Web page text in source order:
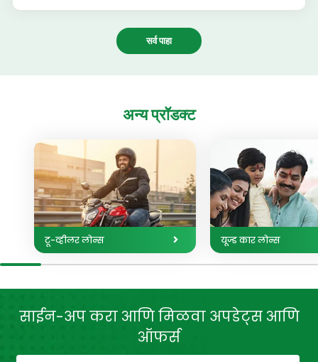
सर्व पाहा
अन्यप्रॉडक्ट
टू-व्हीलर लोन्स यूज्ड कार लोन्स
साईन-अप करा आणि मिळवा अपडेट्स आणि
ऑफर्स